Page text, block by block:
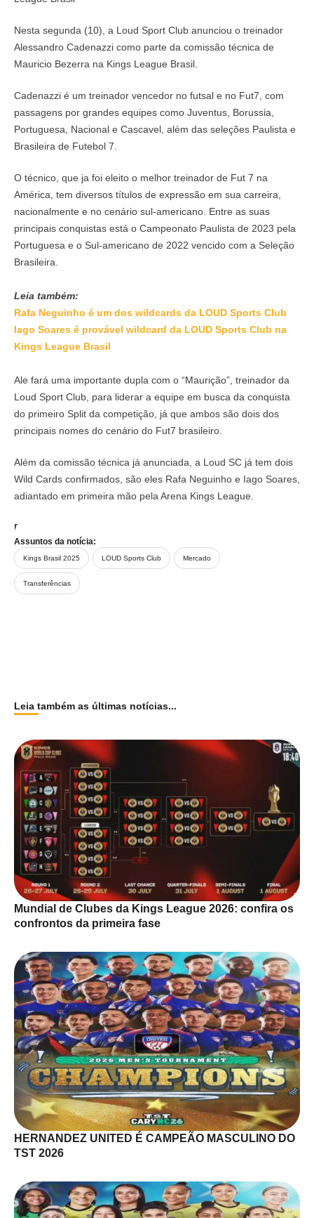
Nesta segunda (10), a Loud Sport Club anunciou o treinador
Alessandro Cadenazzi como parte da comissão técnica de
Mauricio Bezerra na Kings League Brasil.
Cadenazzi é um treinador vencedor no futsal e no Fut7, com
passagens por grandes equipes como Juventus, Borussia,
Portuguesa, Nacional e Cascavel, além das seleções Paulista e
Brasileira de Futebol 7.
O técnico, que ja foi eleito o melhor treinador de Fut 7 na
América, tem diversos títulos de expressão em sua carreira,
nacionalmente e no cenário sul-americano. Entre as suas
principais conquistas está o Campeonato Paulista de 2023 pela
Portuguesa e o Sul-americano de 2022 vencido com a Seleção
Brasileira.
Leia também:
Rafa Neguinho é um dos wildcards da LOUD Sports Club
Iago Soares é provável wildcard da LOUD Sports Club na
Kings League Brasil
Ale fará uma importante dupla com o “Maurição”, treinador da
Loud Sport Club, para liderar a equipe em busca da conquista
do primeiro Split da competição, já que ambos são dois dos
principais nomes do cenário do Fut7 brasileiro.
Além da comissão técnica já anunciada, a Loud SC já tem dois
Wild Cards confirmados, são eles Rafa Neguinho e Iago Soares,
adiantado em primeira mão pela Arena Kings League.
Fotos:
Assuntos da notícia:
Kings Brasil 2025 LOUD Sports Club Mercado
Transferências
Leia também as últimas notícias...
Mundial de Clubes da Kings League 2026: confira os
confrontos da primeira fase
HERNANDEZ UNITED É CAMPEÃO MASCULINO DO
TST 2026